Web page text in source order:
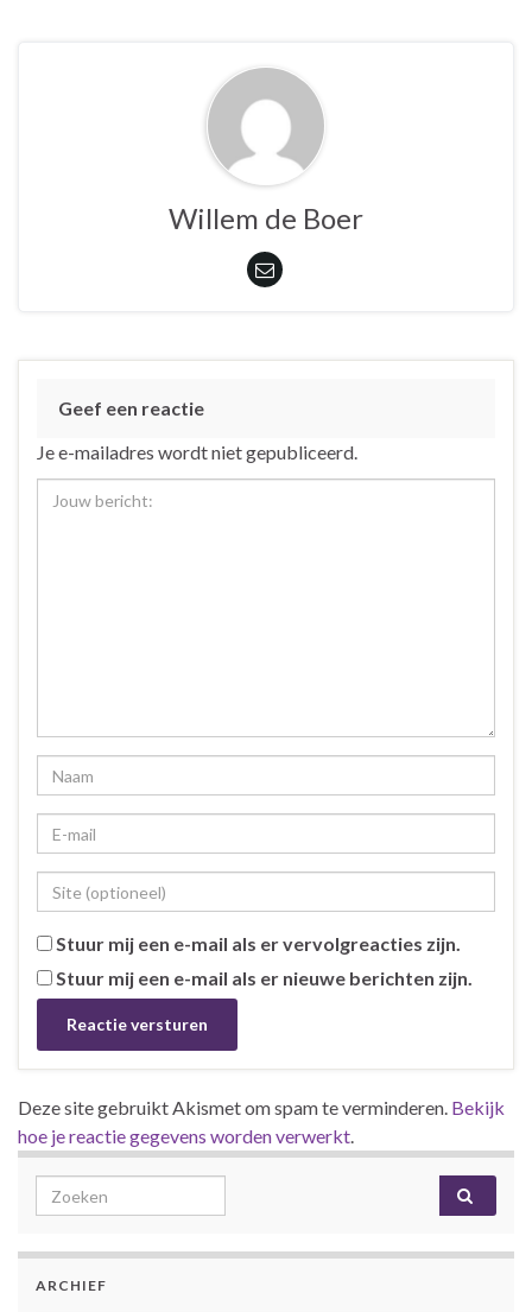
Willem de Boer
Geef een reactie
Je e-mailadres wordt niet gepubliceerd.
Stuur mij een e-mail als er vervolgreacties zijn.
Stuur mij een e-mail als er nieuwe berichten zijn.
Deze site gebruikt Akismet om spam te verminderen. Bekijk
hoe je reactie gegevens worden verwerkt.
Search for:
ARCHIEF